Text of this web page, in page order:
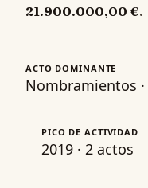
21.900.000,00 €.
ACTO DOMINANTE
Nombramientos ·
PICO DE ACTIVIDAD
2019 · 2 actos